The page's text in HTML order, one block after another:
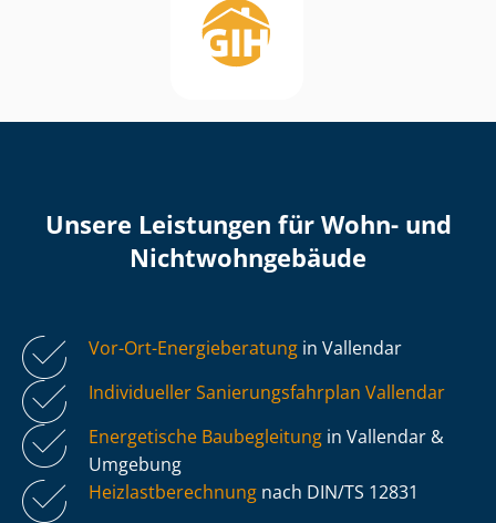
Unsere Leistungen für Wohn- und
Nicht­wohn­ge­bäu­de
Vor-Ort-Energieberatung in Vallendar
Individueller Sa­nie­rungs­fahr­plan Vallendar
Energetische Baubegleitung in Vallendar &
Umgebung
Heiz­last­be­rech­nung nach DIN/TS 12831